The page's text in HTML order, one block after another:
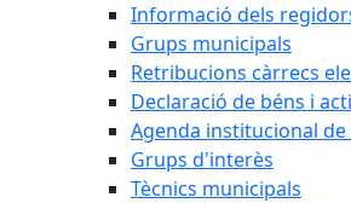
Informació dels
Grups municipals
Retribucions càrrecs
Declaració de béns i
Agenda institucional de
Grups d'interès
Tècnics municipals